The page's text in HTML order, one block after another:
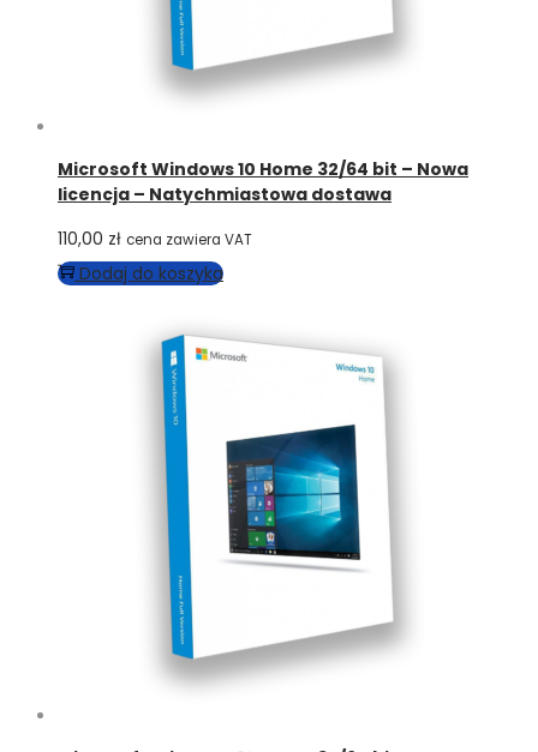
Microsoft Windows 10 Home 32/64 bit – Nowa
licencja – Natychmiastowa dostawa
110,00 zł cena zawiera VAT
Dodaj do koszyka